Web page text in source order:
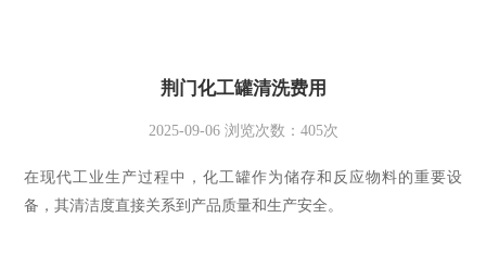
荆门化工罐清洗费用
2025-09-06浏览次数： 405次
在现代工业生产过程中，化工罐作为储存和反应物料的重要设
备，其清洁度直接关系到产品质量和生产安全。